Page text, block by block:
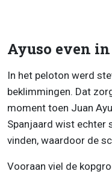
Ayuso even
In het peloton werd
beklimmingen. Dat
moment toen Juan
Spanjaard wist echter
vinden, waardoor de
Vooraan viel de